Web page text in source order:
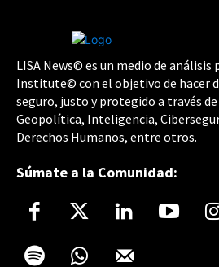
LISA News© es un medio de análisis
Institute© con el objetivo de hacer
seguro, justo y protegido a través
Geopolítica, Inteligencia,
Derechos Humanos, entre otros.
Súmate a la Comunidad: